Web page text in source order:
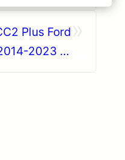
10 —
& Preț
Plus Ford
2023 —